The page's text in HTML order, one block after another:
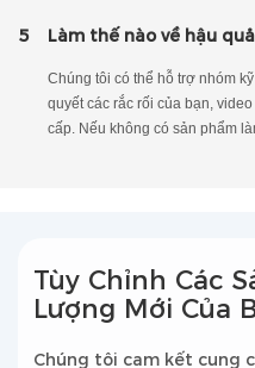
5 Làm thế nào về hậu
Chúng tôi có thể hỗ trợ nhóm
quyết các rắc rối của bạn,
cấp. Nếu không có sản phẩm
Tùy Chỉnh Các
Lượng Mới Của
Chúng tôi cam kết cung